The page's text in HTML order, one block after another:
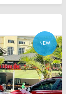
NEW